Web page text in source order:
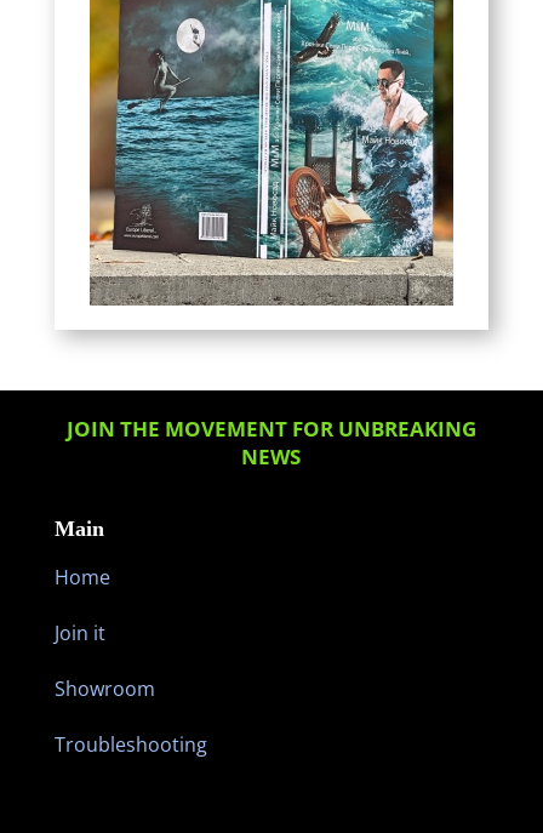
JOIN THE MOVEMENT FOR UNBREAKING
NEWS
Main
Home
Join it
Showroom
Troubleshooting